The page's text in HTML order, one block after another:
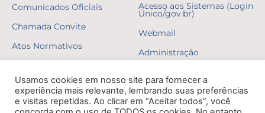
Comunicados Oficiais
Chamada Convite
Atos Normativos
Gabaritos
Formulários
Acesso aos Sistemas (Login
Único/gov.br)
Webmail
Administração
Usamos cookies em nosso site para fornecer a
experiência mais relevante, lembrando suas preferências
e visitas repetidas. Ao clicar em “Aceitar todos”, você